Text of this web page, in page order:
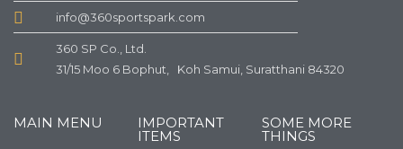
info@360sportspark.com
360 SP Co., Ltd.
31/15 Moo 6 Bophut, Koh Samui, Suratthani 84320
MAIN MENU IMPORTANT
ITEMS
SOME MORE
THINGS